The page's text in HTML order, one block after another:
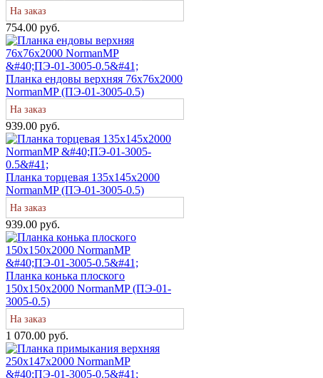
На заказ
754.00 руб.
Планка ендовы верхняя 76х76х2000
NormanMP (ПЭ-01-3005-0.5)
На заказ
939.00 руб.
Планка торцевая 135х145х2000
NormanMP (ПЭ-01-3005-0.5)
На заказ
939.00 руб.
Планка конька плоского
150х150х2000 NormanMP (ПЭ-01-
3005-0.5)
На заказ
1 070.00 руб.